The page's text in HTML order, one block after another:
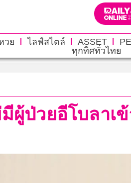
วย ไลฟ์สไตล์ ASSET
ทุกทิศทั่วไทย
ผู้ป่วยอีโบลาเ